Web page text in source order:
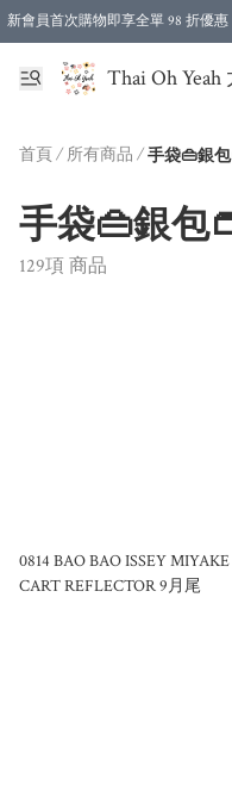
新會員首次購物即享全單 98 折優惠
特選會員可享全單低至 96 折優惠！
Thai Oh Yeah
首頁/ 所有商品 /手袋👜銀
手袋👜銀包
129項 商品
0814 BAO BAO ISSEY MIYAKE
CART REFLECTOR 9月尾